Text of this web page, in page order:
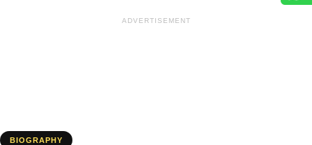
ADVERTISEMENT
BIOGRAPHY